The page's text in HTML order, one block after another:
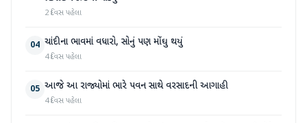
2 દિવસ પહેલા
04 ચાંદીના ભાવમાં વધારો, સોનું પણ મોંઘુ થયું
4 દિવસ પહેલા
05 આજે આ રાજ્યોમાં ભારે પવન સાથે વરસાદની આગાહી
4 દિવસ પહેલા